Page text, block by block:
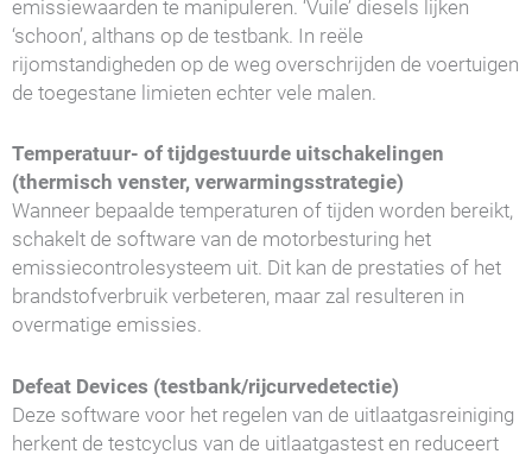
emissiewaarden te manipuleren. ‘Vuile’ diesels lijken
‘schoon’, althans op de testbank. In reële
rijomstandigheden op de weg overschrijden de voertuigen
de toegestane limieten echter vele malen.
Temperatuur- of tijdgestuurde uitschakelingen
(thermisch venster, verwarmingsstrategie)
Wanneer bepaalde temperaturen of tijden worden bereikt,
schakelt de software van de motorbesturing het
emissiecontrolesysteem uit. Dit kan de prestaties of het
brandstofverbruik verbeteren, maar zal resulteren in
overmatige emissies.
Defeat Devices (testbank/rijcurvedetectie)
Deze software voor het regelen van de uitlaatgasreiniging
herkent de testcyclus van de uitlaatgastest en reduceert